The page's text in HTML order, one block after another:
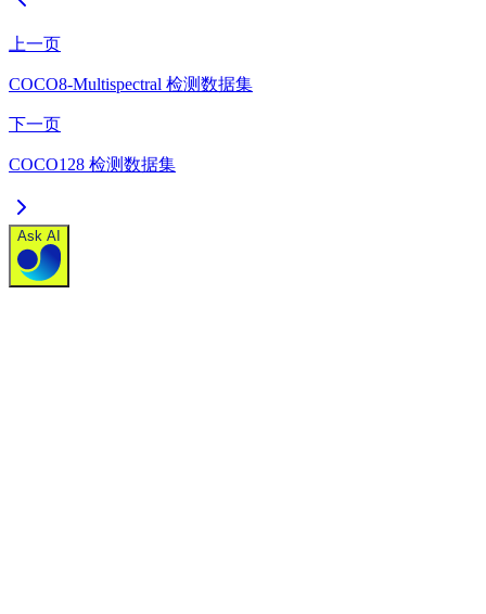
上一页
COCO8-Multispectral 检测数据集
下一页
COCO128 检测数据集
Ask AI